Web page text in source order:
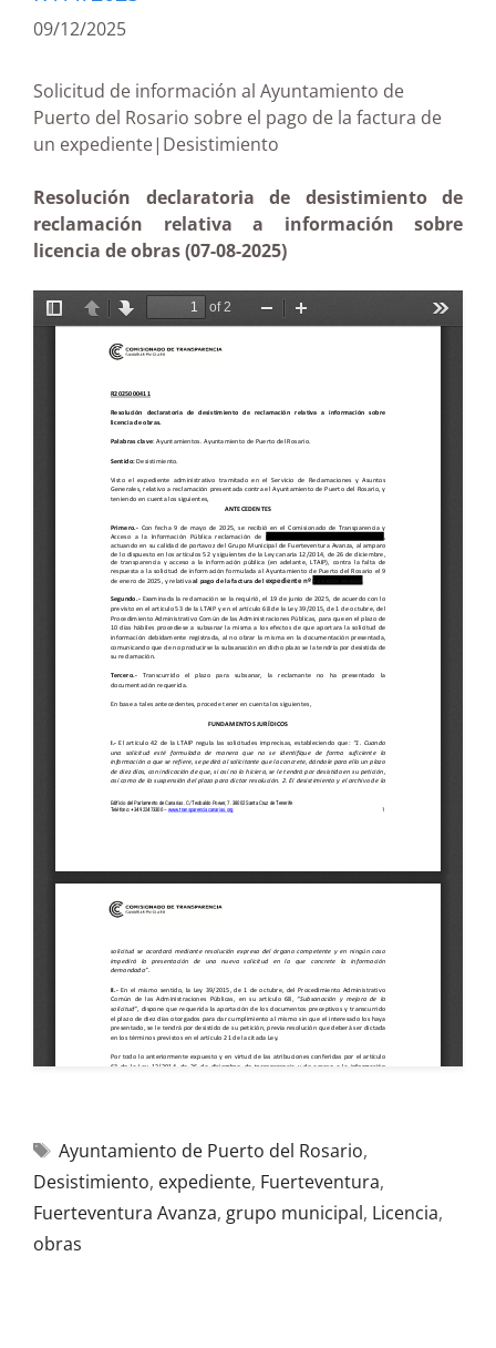
09/12/2025
Solicitud de información al Ayuntamiento de
Puerto del Rosario sobre el pago de la factura de
un expediente|Desistimiento
Resolución declaratoria de desistimiento de
reclamación relativa a información sobre
licencia de obras (07-08-2025)
Ayuntamiento de Puerto del Rosario,
Desistimiento, expediente, Fuerteventura,
Fuerteventura Avanza, grupo municipal, Licencia,
obras